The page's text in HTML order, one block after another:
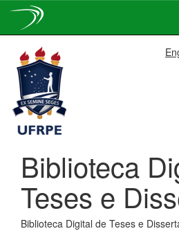
navigation
Biblioteca
Teses e
Biblioteca Digital de Teses e